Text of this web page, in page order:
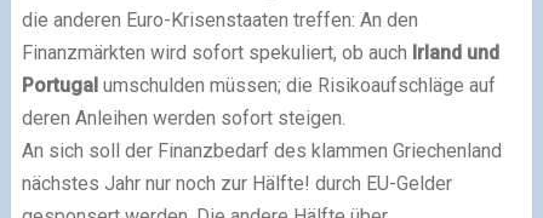
die anderen Euro-Krisenstaaten treffen: An den
Finanzmärkten wird sofort spekuliert, ob auch Irland und
Portugalumschulden müssen; die Risikoaufschläge auf
deren Anleihen werden sofort steigen.
An sich soll der Finanzbedarf des klammen Griechenland
nächstes Jahr nur noch zur Hälfte! durch EU-Gelder